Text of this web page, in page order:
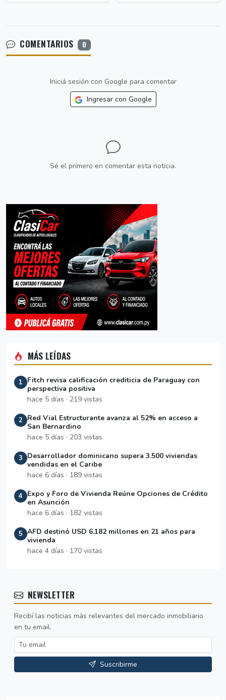
COMENTARIOS 0
Iniciá sesión con Google para comentar
Ingresar con Google
Sé el primero en comentar esta noticia.
MÁS LEÍDAS
1
Fitch revisa calificación crediticia de Paraguay con
perspectiva positiva
hace 5 días · 219 vistas
2
Red Vial Estructurante avanza al 52% en acceso a
San Bernardino
hace 5 días · 203 vistas
3
Desarrollador dominicano supera 3.500 viviendas
vendidas en el Caribe
hace 6 días · 189 vistas
4
Expo y Foro de Vivienda Reúne Opciones de Crédito
en Asunción
hace 6 días · 182 vistas
5 AFD destinó USD 6.182 millones en 21 años para
vivienda
hace 4 días · 170 vistas
NEWSLETTER
Recibí las noticias más relevantes del mercado inmobiliario
en tu email.
Suscribirme